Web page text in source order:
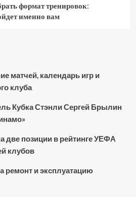
формат тренировок:
именно вам
матчей, календарь игр и
клуба
Кубка Стэнли Сергей Брылин
две позиции в рейтинге УЕФА
клубов
ремонт и эксплуатацию